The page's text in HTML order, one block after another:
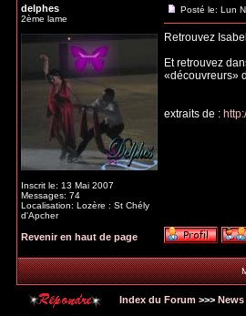
delphes
2ème lame
Inscrit le: 13 Mai 2007
Messages: 74
Localisation: Lozère : St Chély
d'Apcher
Posté le: Lun
Retrouvez
Et retrouvez
«découvreurs»
extraits de :
Revenir en haut de page
Index du Forum >>>